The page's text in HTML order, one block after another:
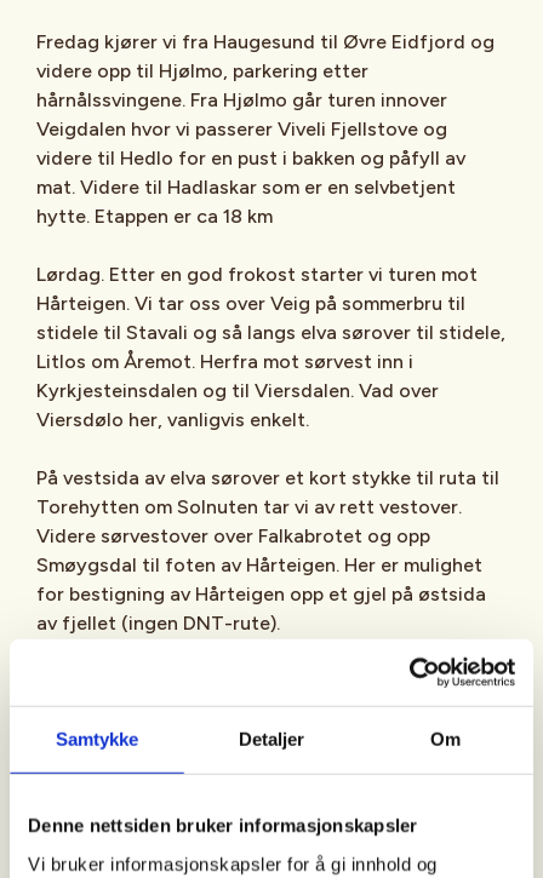
Samtykke Detaljer Om
Denne nettsiden bruker informasjonskapsler
Vi bruker informasjonskapsler for å gi innhold og
Fredag kjører vi fra Haugesund til Øvre Eidfjord og
videre opp til Hjølmo, parkering etter
hårnålssvingene. Fra Hjølmo går turen innover
Veigdalen hvor vi passerer Viveli Fjellstove og
videre til Hedlo for en pust i bakken og påfyll av
mat. Videre til Hadlaskar som er en selvbetjent
hytte. Etappen er ca 18 km
Lørdag. Etter en god frokost starter vi turen mot
Hårteigen. Vi tar oss over Veig på sommerbru til
stidele til Stavali og så langs elva sørover til stidele,
Litlos om Åremot. Herfra mot sørvest inn i
Kyrkjesteinsdalen og til Viersdalen. Vad over
Viersdølo her, vanligvis enkelt.
På vestsida av elva sørover et kort stykke til ruta til
Torehytten om Solnuten tar vi av rett vestover.
Videre sørvestover over Falkabrotet og opp
Smøygsdal til foten av Hårteigen. Her er mulighet
for bestigning av Hårteigen opp et gjel på østsida
av fjellet (ingen DNT-rute).
Selve bestigningen av Hårteigen er krevende og vi
er helt avhengig av vær og føreforhold for å komme
oss opp til toppen. Turlederne vil her ha det siste
ordet om vi går opp og hvem som får være med
sikkerheten for deltagerne har første prioritet